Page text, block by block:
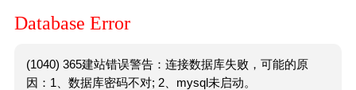
Database Error
(1040) 365建站错误警告：连接数据库失败，可能的原
因：1、数据库密码不对; 2、mysql未启动。